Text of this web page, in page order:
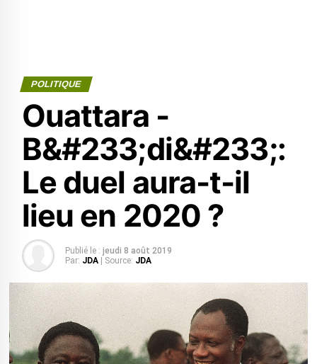
POLITIQUE
Ouattara -
B&#233;di&#233;:
Le duel aura-t-il
lieu en 2020 ?
Publié le : jeudi 8 août 2019
Par: JDA | Source: JDA